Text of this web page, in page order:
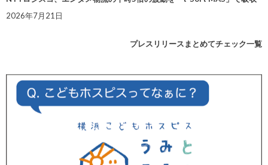
2026年7月21日
プレスリリースまとめてチェック一覧